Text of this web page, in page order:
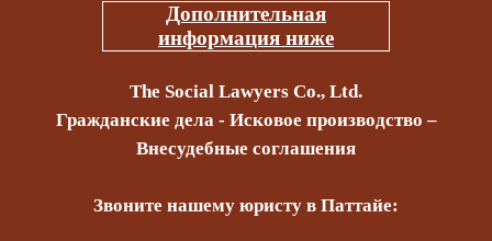
Дополнительная
информация ниже
The Social Lawyers Co., Ltd.
Гражданские дела - Исковое производство –
Внесудебные соглашения
Звоните нашему юристу в Паттайе: